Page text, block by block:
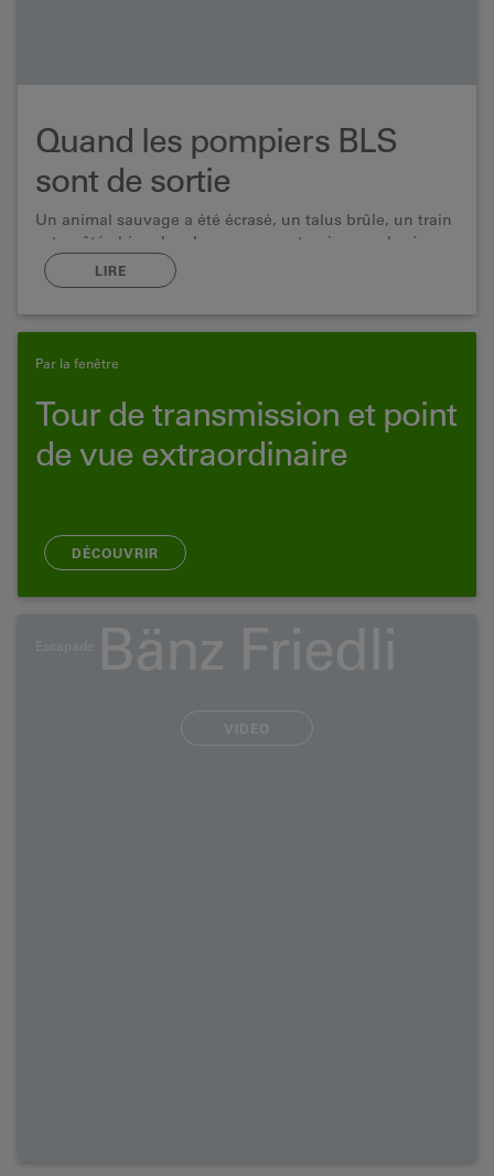
Quand les pompiers BLS
sont de sortie
Un animal sauvage a été écrasé, un talus brûle, un train
est arrêté : bien des choses peuvent arriver sur le réseau
de BLS. C’est pourquoi l’entreprise assure elle-même
une partie de la sécurité, et elle dispose même pour cela
LIRE
Par la fenêtre
Tour de transmission et point
de vue extraordinaire
DÉCOUVRIR